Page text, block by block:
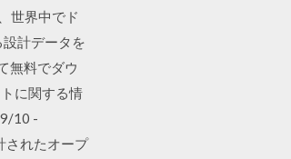
世界中でド
計データを
無料でダウ
に関する情
10 -
されたオープ